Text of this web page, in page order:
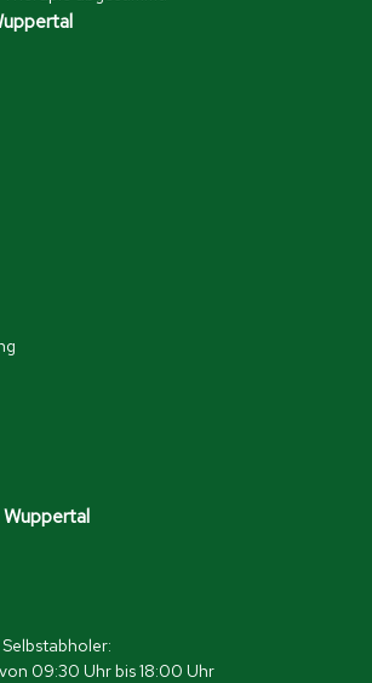
09:30 Uhr bis 18:00 Uhr